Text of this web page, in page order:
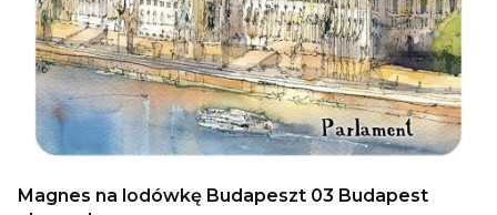
Magnes na lodówkę Budapeszt 03 Budapest